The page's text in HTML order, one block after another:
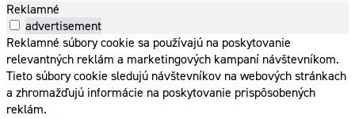
Reklamné
advertisement
Reklamné súbory cookie sa používajú na poskytovanie
relevantných reklám a marketingových kampaní návštevníkom.
Tieto súbory cookie sledujú návštevníkov na webových stránkach
a zhromažďujú informácie na poskytovanie prispôsobených
reklám.